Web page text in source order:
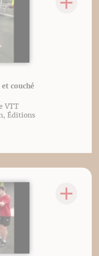
couché
VTT
Éditions